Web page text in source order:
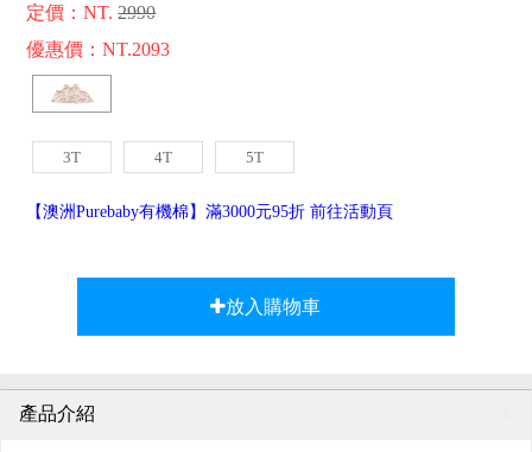
定價：NT.2990
優惠價：NT.2093
3T 4T 5T
【澳洲Purebaby有機棉】滿3000元95折 前往活動頁
放入購物車
產品介紹